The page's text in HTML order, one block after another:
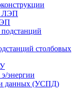
столбовых
энергии
данных (УСПД)